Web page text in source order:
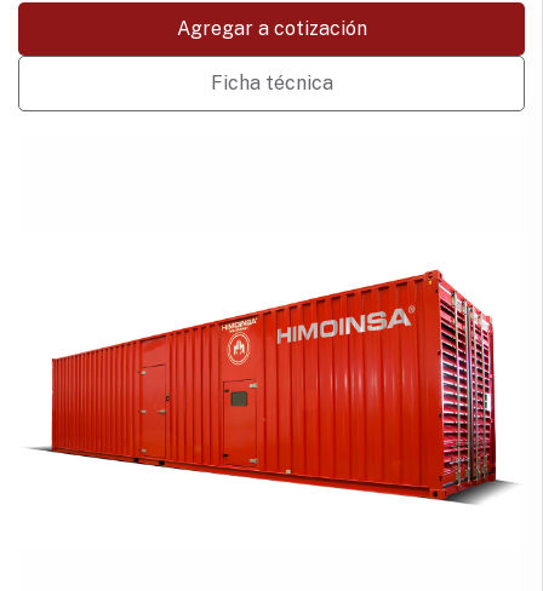
Agregar a cotización
Ficha técnica